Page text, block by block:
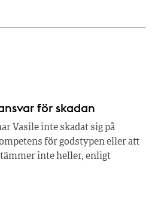
för skadan
Vasile inte skadat sig på
för godstypen eller att
inte heller, enligt